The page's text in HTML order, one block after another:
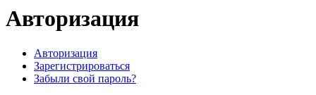
Авторизация
Авторизация
Зарегистрироваться
Забыли свой пароль?